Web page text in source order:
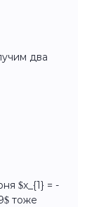
два
$x_{1} = -
тоже